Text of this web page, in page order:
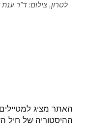
לטרון, צילום: ד"ר
האתר מציג
ההיסטוריה של חיל